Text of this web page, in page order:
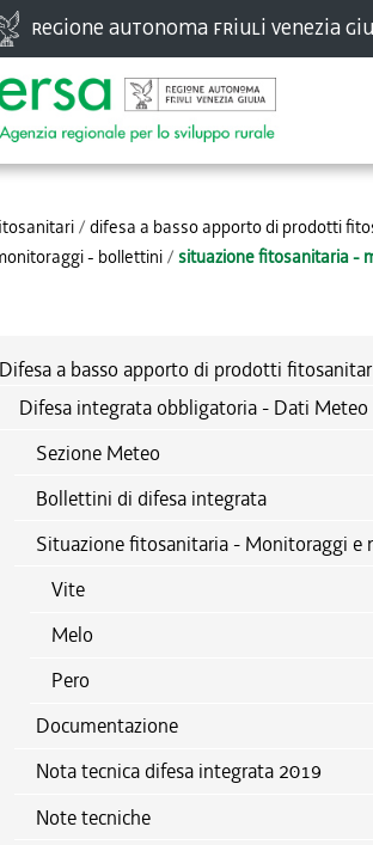
Regione autonoma Friuli Venezia
/ difesa a basso apporto di prodotti
- bollettini/ situazione fitosanitaria -
Difesa a basso apporto di prodotti
Difesa integrata obbligatoria - Dati
Sezione Meteo
Bollettini di difesa integrata
Situazione fitosanitaria - Monitoraggi e
Vite
Melo
Pero
Documentazione
Nota tecnica difesa integrata 2019
Note tecniche